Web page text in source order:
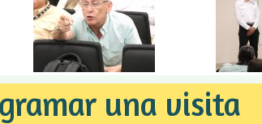
una visita